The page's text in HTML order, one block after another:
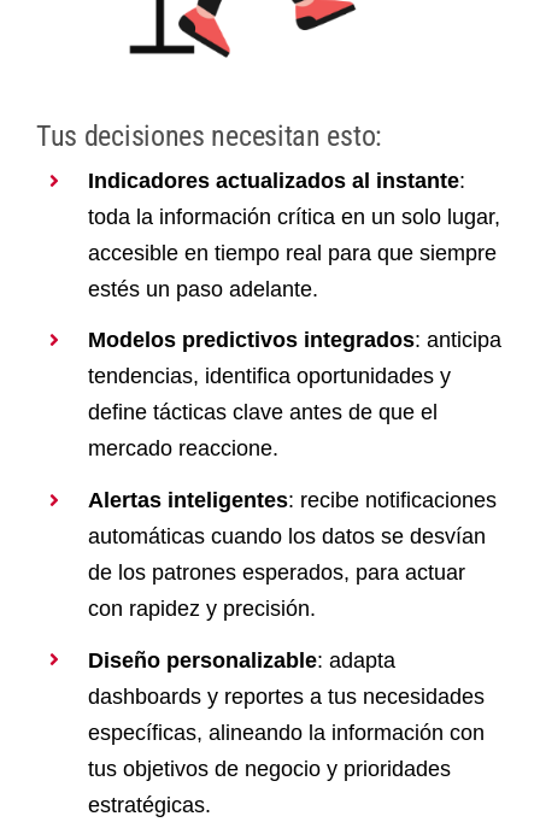
Tus decisiones necesitan esto:
Indicadores actualizados al instante:
toda la información crítica en un solo lugar,
accesible en tiempo real para que siempre
estés un paso adelante.
Modelos predictivos integrados: anticipa
tendencias, identifica oportunidades y
define tácticas clave antes de que el
mercado reaccione.
Alertas inteligentes: recibe notificaciones
automáticas cuando los datos se desvían
de los patrones esperados, para actuar
con rapidez y precisión.
Diseño personalizable: adapta
dashboards y reportes a tus necesidades
específicas, alineando la información con
tus objetivos de negocio y prioridades
estratégicas.